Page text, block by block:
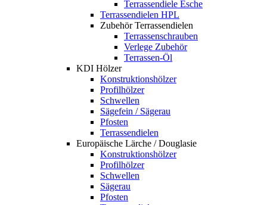
Terrassendiele Esche
Terrassendielen HPL
Zubehör Terrassendielen
Terrassenschrauben
Verlege Zubehör
Terrassen-Öl
KDI Hölzer
Konstruktionshölzer
Profilhölzer
Schwellen
Sägefein / Sägerau
Pfosten
Terrassendielen
Europäische Lärche / Douglasie
Konstruktionshölzer
Profilhölzer
Schwellen
Sägerau
Pfosten